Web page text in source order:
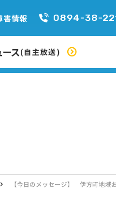
ス(自主放送)
害情報 0894-38-
【今日のメッセージ】 伊方町地域